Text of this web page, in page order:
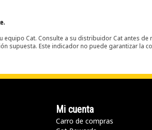
Cat. Consulte a su distribuidor Cat antes de
supuesta. Este indicador no puede garantizar la
Mi cuenta
Carro de compras